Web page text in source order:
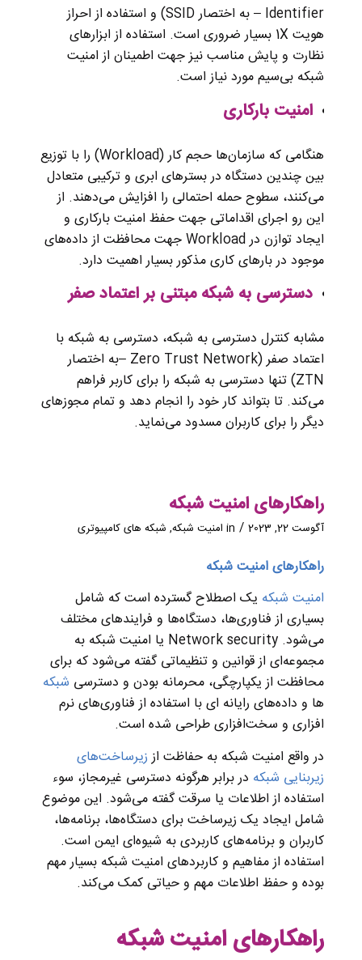
Identifier – به اختصار SSID) و استفاده از احراز
هویت 1X بسیار ضروری است. استفاده از ابزارهای
نظارت و پایش مناسب نیز جهت اطمینان از امنیت
شبکه بی‌سیم مورد نیاز است.
امنیت بارکاری
هنگامی که سازمان‌ها حجم کار (Workload) را با توزیع
بین چندین دستگاه در بسترهای ابری و ترکیبی متعادل
می‌کنند، سطوح حمله احتمالی را افزایش می‌دهند. از
این رو اجرای اقداماتی جهت حفظ امنیت بارکاری و
ایجاد توازن در Workload جهت محافظت از داده‌های
موجود در بارهای کاری مذکور بسیار اهمیت دارد.
دسترسی به شبکه مبتنی بر اعتماد صفر
مشابه کنترل دسترسی به شبکه، دسترسی به شبکه با
اعتماد صفر (Zero Trust Network –به اختصار
ZTN) تنها دسترسی به شبکه را برای کاربر فراهم
می‌کند. تا بتواند کار خود را انجام دهد و تمام مجوزهای
دیگر را برای کاربران مسدود می‌نماید.
راهکارهای امنیت شبکه
آگوست 22, 2023 /
in امنیت شبکه, شبکه های کامپیوتری
راهکارهای امنیت شبکه
امنیت شبکه یک اصطلاح گسترده است که شامل
بسیاری از فناوری‌ها، دستگاه‌ها و فرایندهای مختلف
می‌شود. Network security یا امنیت شبکه به
مجموعه‌ای از قوانین و تنظیماتی گفته می‌شود که برای
محافظت از یکپارچگی، محرمانه بودن و دسترسی شبکه‌
ها و داده‌های رایانه‌ ای با استفاده از فناوری‌های نرم
افزاری و سخت‌افزاری طراحی شده است.
در واقع امنیت شبکه به حفاظت اززیرساخت‌های
زیربنایی شبکه در برابر هرگونه دسترسی غیرمجاز، سوء
استفاده از اطلاعات یا سرقت گفته می‌شود. این موضوع
شامل ایجاد یک زیرساخت برای دستگاه‌ها، برنامه‌ها،
کاربران و برنامه‌های کاربردی به شیوه‌ای ایمن است.
استفاده از مفاهیم و کاربردهای امنیت شبکه بسیار مهم
بوده و حفظ اطلاعات مهم و حیاتی کمک می‌کند.
راهکارهای امنیت شبکه